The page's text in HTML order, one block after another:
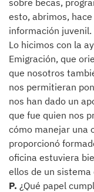
sobre becas,
esto, abrimos,
información juvenil.
Lo hicimos con la
Emigración, que
que nosotros
nos permitieran
nos han dado un
que fue quien nos
cómo manejar una
proporcionó
oficina estuviera
ellos de un
P. ¿Qué papel